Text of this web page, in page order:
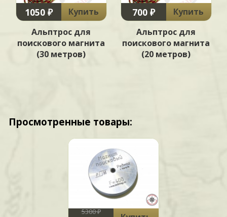
1050 ₽
Купить
Альптрос для
поискового магнита
(30 метров)
700 ₽
Купить
Альптрос для
поискового магнита
(20 метров)
Просмотренные товары:
5300 ₽